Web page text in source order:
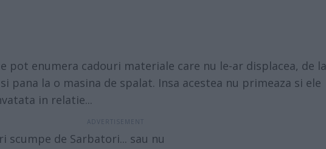
pot enumera cadouri materiale care nu le-ar displacea, de la
pana la o masina de spalat. Insa acestea nu primeaza si ele
in relatie...
scumpe de Sarbatori... sau nu